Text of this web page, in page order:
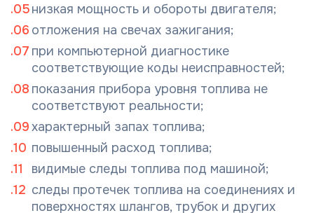
низкая мощность и обороты двигателя;
отложения на свечах зажигания;
при компьютерной диагностике
соответствующие коды неисправностей;
показания прибора уровня топлива не
соответствуют реальности;
характерный запах топлива;
повышенный расход топлива;
видимые следы топлива под машиной;
следы протечек топлива на соединениях и
поверхностях шлангов, трубок и других